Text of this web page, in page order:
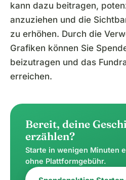
kann dazu beitragen,
anzuziehen und die
zu erhöhen. Durch die
Grafiken können Sie
beizutragen und das
erreichen.
Bereit, deine
erzählen?
Starte in wenigen Minuten
ohne Plattformgebühr.